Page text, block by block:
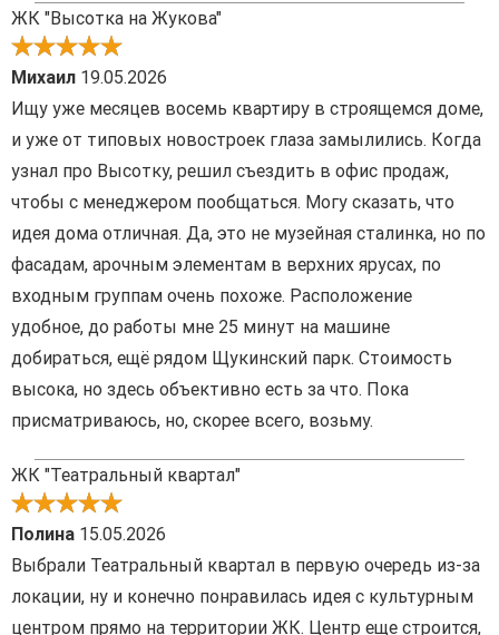
ЖК "Высотка на Жукова"
Михаил 19.05.2026
Ищу уже месяцев восемь квартиру в строящемся доме,
и уже от типовых новостроек глаза замылились. Когда
узнал про Высотку, решил съездить в офис продаж,
чтобы с менеджером пообщаться. Могу сказать, что
идея дома отличная. Да, это не музейная сталинка, но по
фасадам, арочным элементам в верхних ярусах, по
входным группам очень похоже. Расположение
удобное, до работы мне 25 минут на машине
добираться, ещё рядом Щукинский парк. Стоимость
высока, но здесь объективно есть за что. Пока
присматриваюсь, но, скорее всего, возьму.
ЖК "Театральный квартал"
Полина 15.05.2026
Выбрали Театральный квартал в первую очередь из-за
локации, ну и конечно понравилась идея с культурным
центром прямо на территории ЖК. Центр еще строится,